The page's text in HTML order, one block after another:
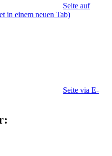
Seite auf
in einem neuen Tab)
Seite via E-